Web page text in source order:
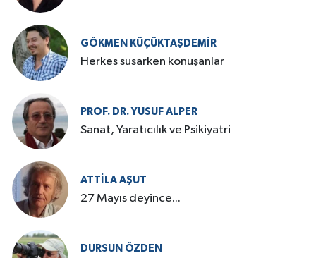
GÖKMEN KÜÇÜKTAŞDEMIR
Herkes susarken konuşanlar
PROF. DR. YUSUF ALPER
Sanat, Yaratıcılık ve Psikiyatri
ATTILA AŞUT
27 Mayıs deyince...
DURSUN ÖZDEN